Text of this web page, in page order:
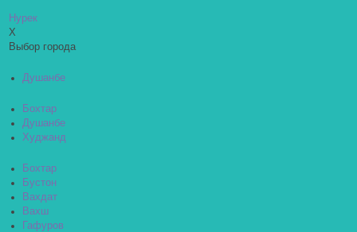
Нурек
X
Выбор города
Душанбе
Бохтар
Душанбе
Худжанд
Бохтар
Бустон
Вахдат
Вахш
Гафуров